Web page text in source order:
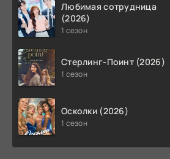
Любимая сотрудница
(2026)
1 сезон
Стерлинг-Поинт (2026)
1 сезон
Осколки (2026)
1 сезон